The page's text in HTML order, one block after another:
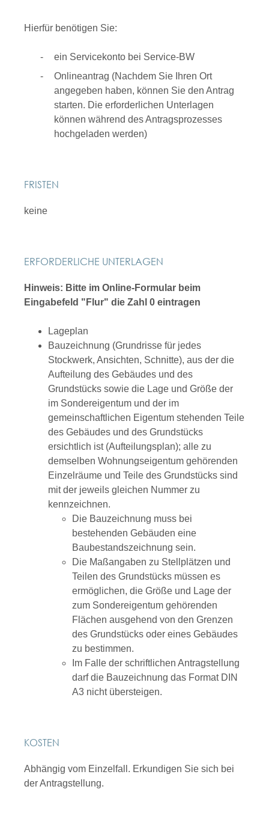
Hierfür benötigen Sie:
ein Servicekonto bei Service-BW
Onlineantrag (Nachdem Sie Ihren Ort
angegeben haben, können Sie den Antrag
starten. Die erforderlichen Unterlagen
können während des Antragsprozesses
hochgeladen werden)
FRISTEN
keine
ERFORDERLICHE UNTERLAGEN
Hinweis: Bitte im Online-Formular beim
Eingabefeld "Flur" die Zahl 0 eintragen
Lageplan
Bauzeichnung (Grundrisse für jedes
Stockwerk, Ansichten, Schnitte), aus der die
Aufteilung des Gebäudes und des
Grundstücks sowie die Lage und Größe der
im Sondereigentum und der im
gemeinschaftlichen Eigentum stehenden Teile
des Gebäudes und des Grundstücks
ersichtlich ist (Aufteilungsplan); alle zu
demselben Wohnungseigentum gehörenden
Einzelräume und Teile des Grundstücks sind
mit der jeweils gleichen Nummer zu
kennzeichnen.
Die Bauzeichnung muss bei
bestehenden Gebäuden eine
Baubestandszeichnung sein.
Die Maßangaben zu Stellplätzen und
Teilen des Grundstücks müssen es
ermöglichen, die Größe und Lage der
zum Sondereigentum gehörenden
Flächen ausgehend von den Grenzen
des Grundstücks oder eines Gebäudes
zu bestimmen.
Im Falle der schriftlichen Antragstellung
darf die Bauzeichnung das Format DIN
A3 nicht übersteigen.
KOSTEN
Abhängig vom Einzelfall. Erkundigen Sie sich bei
der Antragstellung.